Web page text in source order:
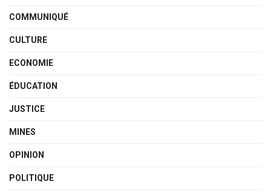
COMMUNIQUÉ
CULTURE
ECONOMIE
ÉDUCATION
JUSTICE
MINES
OPINION
POLITIQUE